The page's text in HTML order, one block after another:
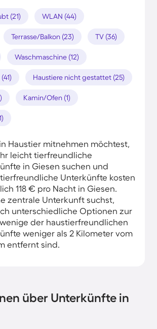
(21) WLAN (44)
Terrasse/Balkon (23) TV (36)
Waschmaschine (12)
Haustiere nicht gestattet (25)
Kamin/Ofen (1)
Haustier mitnehmen möchtest,
leicht tierfreundliche
in Giesen suchen und
Unterkünfte kosten
118 € pro Nacht in Giesen.
zentrale Unterkunft suchst,
unterschiedliche Optionen zur
der haustierfreundlichen
weniger als 2 Kilometer vom
entfernt sind.
über Unterkünfte in